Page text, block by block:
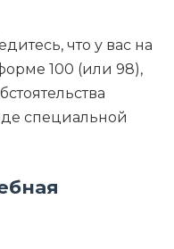
что у вас на
100 (или 98),
специальной